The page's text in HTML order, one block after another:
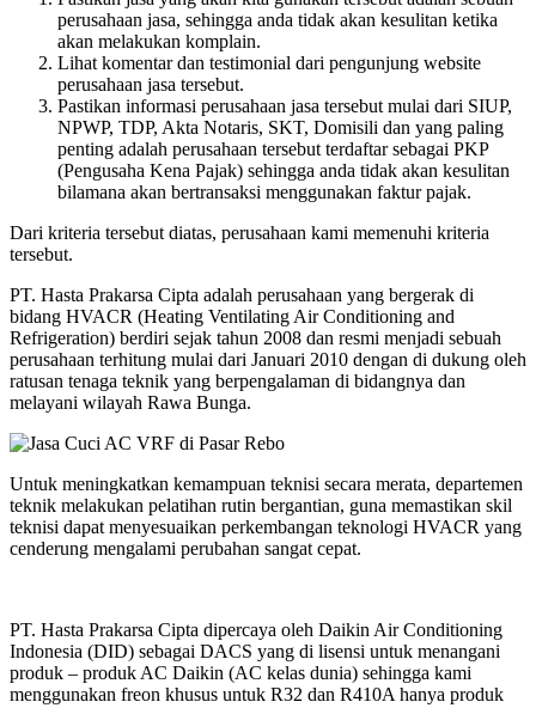
perusahaan jasa, sehingga anda tidak akan kesulitan ketika
akan melakukan komplain.
Lihat komentar dan testimonial dari pengunjung website
perusahaan jasa tersebut.
Pastikan informasi perusahaan jasa tersebut mulai dari SIUP,
NPWP, TDP, Akta Notaris, SKT, Domisili dan yang paling
penting adalah perusahaan tersebut terdaftar sebagai PKP
(Pengusaha Kena Pajak) sehingga anda tidak akan kesulitan
bilamana akan bertransaksi menggunakan faktur pajak.
Dari kriteria tersebut diatas, perusahaan kami memenuhi kriteria
tersebut.
PT. Hasta Prakarsa Cipta adalah perusahaan yang bergerak di
bidang HVACR (Heating Ventilating Air Conditioning and
Refrigeration) berdiri sejak tahun 2008 dan resmi menjadi sebuah
perusahaan terhitung mulai dari Januari 2010 dengan di dukung oleh
ratusan tenaga teknik yang berpengalaman di bidangnya dan
melayani wilayah Rawa Bunga.
Untuk meningkatkan kemampuan teknisi secara merata, departemen
teknik melakukan pelatihan rutin bergantian, guna memastikan skil
teknisi dapat menyesuaikan perkembangan teknologi HVACR yang
cenderung mengalami perubahan sangat cepat.
PT. Hasta Prakarsa Cipta dipercaya oleh Daikin Air Conditioning
Indonesia (DID) sebagai DACS yang di lisensi untuk menangani
produk – produk AC Daikin (AC kelas dunia) sehingga kami
menggunakan freon khusus untuk R32 dan R410A hanya produk